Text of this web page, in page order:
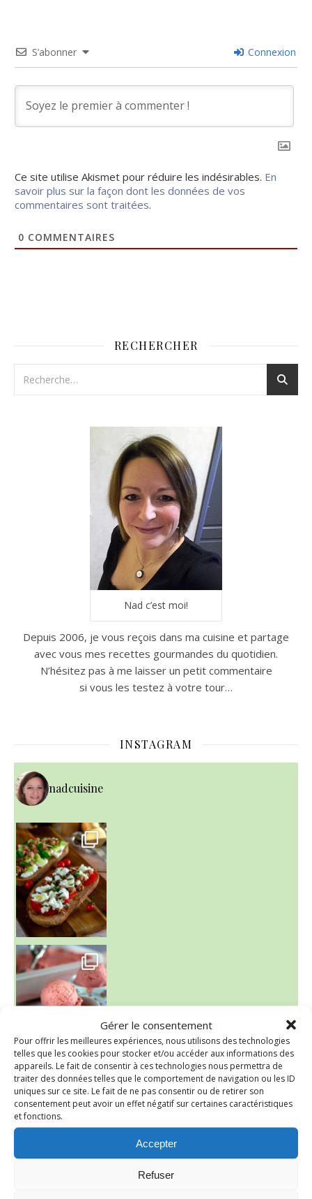
Gérer le consentement
Pour offrir les meilleures expériences, nous utilisons des technologies
telles que les cookies pour stocker et/ou accéder aux informations des
appareils. Le fait de consentir à ces technologies nous permettra de
traiter des données telles que le comportement de navigation ou les ID
uniques sur ce site. Le fait de ne pas consentir ou de retirer son
consentement peut avoir un effet négatif sur certaines caractéristiques
et fonctions.
Accepter
Refuser
S’abonner Connexion
Ce site utilise Akismet pour réduire les indésirables. En
savoir plus sur la façon dont les données de vos
commentaires sont traitées.
0 COMMENTAIRES
RECHERCHER
Nad c’est moi!
Depuis 2006, je vous reçois dans ma cuisine et partage
avec vous mes recettes gourmandes du quotidien.
N’hésitez pas à me laisser un petit commentaire
si vous les testez à votre tour…
INSTAGRAM
nadcuisine
~ NICE CREAM À LA FRAISE ~
Presque un mois que